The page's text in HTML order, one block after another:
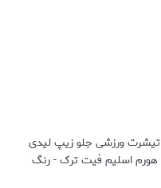
تیشرت ورزشی جلو زیپ لیدی
هورم اسلیم فیت ترک - رنگ